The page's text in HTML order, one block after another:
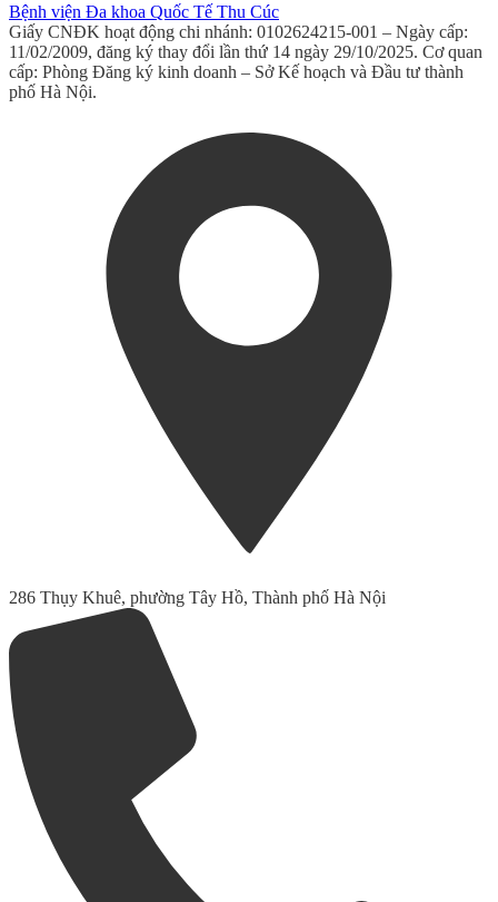
Bệnh viện Đa khoa Quốc Tế Thu Cúc
Giấy CNĐK hoạt động chi nhánh: 0102624215-001 – Ngày cấp:
11/02/2009, đăng ký thay đổi lần thứ 14 ngày 29/10/2025. Cơ quan
cấp: Phòng Đăng ký kinh doanh – Sở Kế hoạch và Đầu tư thành
phố Hà Nội.
286 Thụy Khuê, phường Tây Hồ, Thành phố Hà Nội